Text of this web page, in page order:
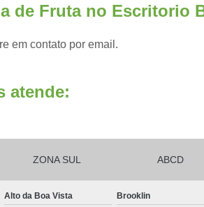
Pacotes de Frutas
Frutas Cortadas
Frutas e
Frutas e
de Fruta no Escritorio
em contato por email.
atende:
ZONA SUL ABCD
Alto da Boa Vista Brooklin